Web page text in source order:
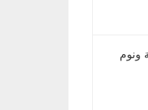
ونوم